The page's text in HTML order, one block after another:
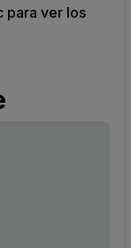
para ver los